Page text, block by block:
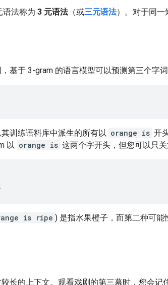
语法称为 3 元语法（或三元语法）。对于同一
基于 3-gram 的语言模型可以预测第三个字
训练语料库中派生的所有以 orange is 开
以 orange is 这两个字开头，但您可以只
is ripe ) 是指水果橙子，而第二种可能
长的上下文。观看戏剧的第三幕时，您会